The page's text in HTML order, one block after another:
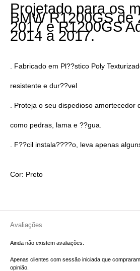
Projetado para os
BMW R1200GS de
2017 e R1200GS
2014 a 2017.
. Fabricado em Pl??stico Poly
resistente e dur??vel
. Proteja o seu dispedioso amortecedor
como pedras, lama e ??gua.
. F??cil instala????o, leva apenas
Cor: Preto
Avaliações
Ainda não existem avaliações.
Apenas clientes com sessão iniciada que
opinião.